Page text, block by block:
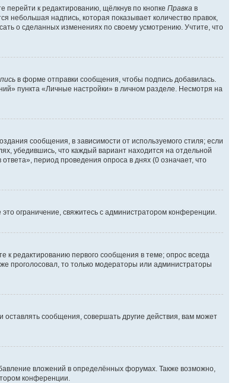
к редактированию, щёлкнув по кнопке Правка в
небольшая надпись, которая показывает количество правок,
о сделанных изменениях по своему усмотрению. Учтите, что
в форме отправки сообщения, чтобы подпись добавилась.
пункта «Личные настройки» в личном разделе. Несмотря на
сообщения, в зависимости от используемого стиля; если
убедившись, что каждый вариант находится на отдельной
период проведения опроса в днях (0 означает, что
ограничение, свяжитесь с администратором конференции.
к редактированию первого сообщения в теме; опрос всегда
проголосовал, то только модераторы или администраторы
сообщения, совершать другие действия, вам может
вложений в определённых форумах. Также возможно,
конференции.